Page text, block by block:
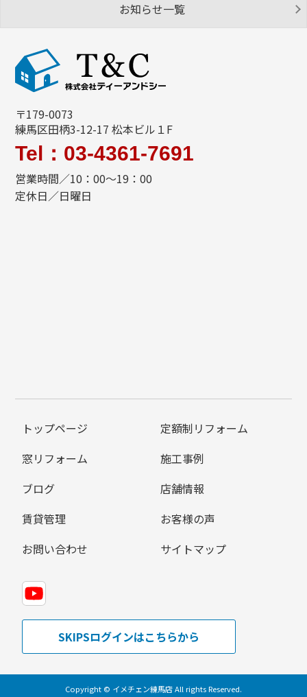
お知らせ一覧
〒179-0073
練馬区田柄3-12-17 松本ビル１F
Tel：03-4361-7691
営業時間／10：00～19：00
定休日／日曜日
トップページ
定額制リフォーム
窓リフォーム
施工事例
ブログ
店舗情報
賃貸管理
お客様の声
お問い合わせ
サイトマップ
SKIPSログインはこちらから
Copyright © イメチェン練馬店 All rights Reserved.